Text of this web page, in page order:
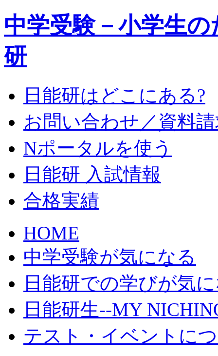
中学受験－小学生
研
日能研はどこにある?
お問い合わせ／資料
Nポータルを使う
日能研 入試情報
合格実績
HOME
中学受験が気になる
日能研での学びが気
日能研生--MY
テスト・イベントに